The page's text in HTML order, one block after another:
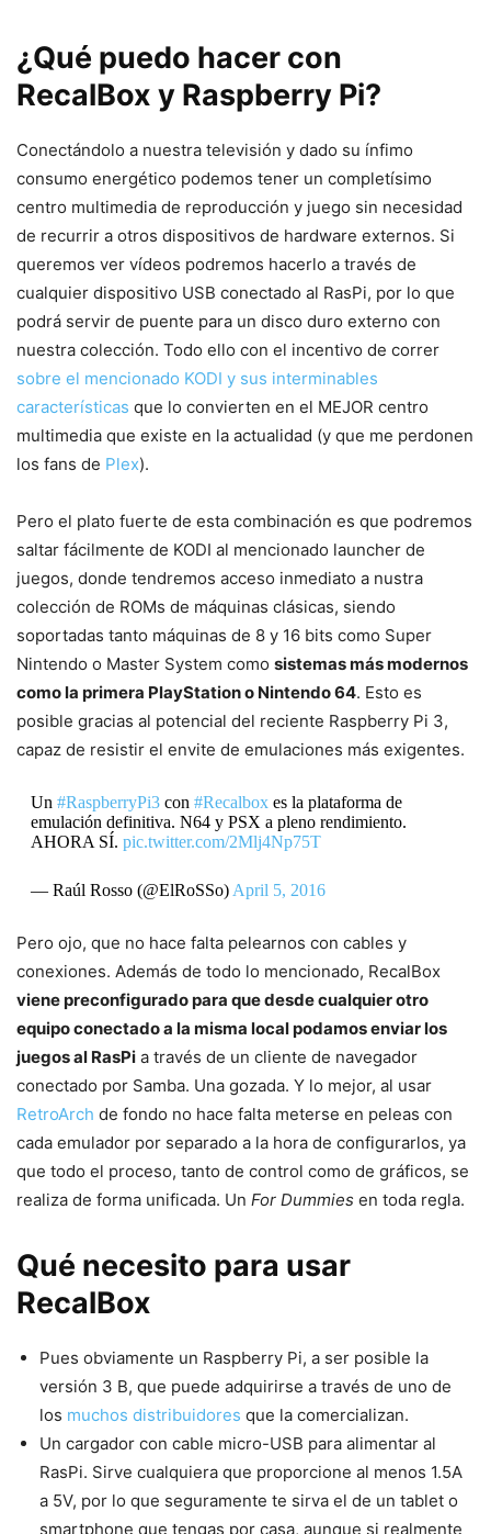
¿Qué puedo hacer con
RecalBox y Raspberry Pi?
Conectándolo a nuestra televisión y dado su ínfimo
consumo energético podemos tener un completísimo
centro multimedia de reproducción y juego sin necesidad
de recurrir a otros dispositivos de hardware externos. Si
queremos ver vídeos podremos hacerlo a través de
cualquier dispositivo USB conectado al RasPi, por lo que
podrá servir de puente para un disco duro externo con
nuestra colección. Todo ello con el incentivo de correr
sobre el mencionado KODI y sus interminables
características que lo convierten en el MEJOR centro
multimedia que existe en la actualidad (y que me perdonen
los fans de Plex).
Pero el plato fuerte de esta combinación es que podremos
saltar fácilmente de KODI al mencionado launcher de
juegos, donde tendremos acceso inmediato a nustra
colección de ROMs de máquinas clásicas, siendo
soportadas tanto máquinas de 8 y 16 bits como Super
Nintendo o Master System como sistemas más modernos
como la primera PlayStation o Nintendo 64. Esto es
posible gracias al potencial del reciente Raspberry Pi 3,
capaz de resistir el envite de emulaciones más exigentes.
Un #RaspberryPi3con #Recalboxes la plataforma de
emulación definitiva. N64 y PSX a pleno rendimiento.
AHORA SÍ. pic.twitter.com/2Mlj4Np75T
— Raúl Rosso (@ElRoSSo) April 5, 2016
Pero ojo, que no hace falta pelearnos con cables y
conexiones. Además de todo lo mencionado, RecalBox
viene preconfigurado para que desde cualquier otro
equipo conectado a la misma local podamos enviar los
juegos al RasPi a través de un cliente de navegador
conectado por Samba. Una gozada. Y lo mejor, al usar
RetroArch de fondo no hace falta meterse en peleas con
cada emulador por separado a la hora de configurarlos, ya
que todo el proceso, tanto de control como de gráficos, se
realiza de forma unificada. Un For Dummies en toda regla.
Qué necesito para usar
RecalBox
Pues obviamente un Raspberry Pi, a ser posible la
versión 3 B, que puede adquirirse a través de uno de
los muchos distribuidores que la comercializan.
Un cargador con cable micro-USB para alimentar al
RasPi. Sirve cualquiera que proporcione al menos 1.5A
a 5V, por lo que seguramente te sirva el de un tablet o
smartphone que tengas por casa, aunque si realmente